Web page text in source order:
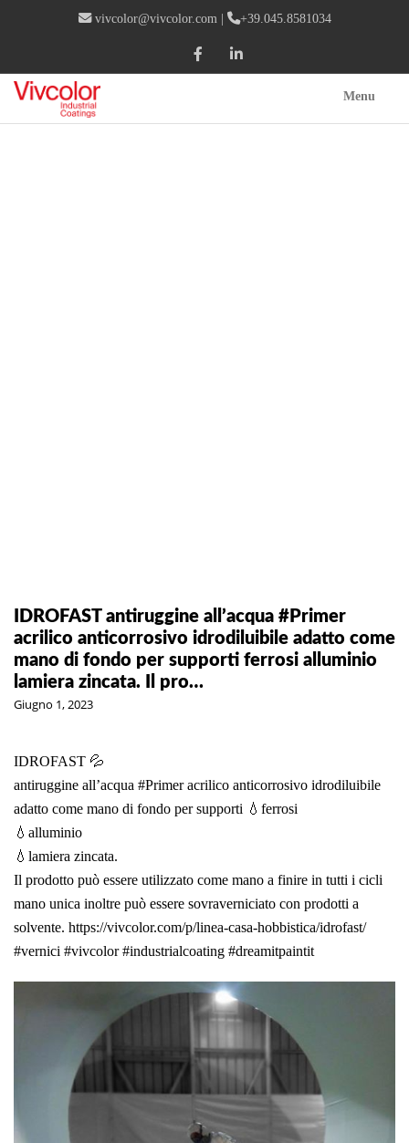
vivcolor@vivcolor.com | +39.045.8581034
Menu
IDROFAST antiruggine all’acqua #Primer
acrilico anticorrosivo idrodiluibile adatto come
mano di fondo per supporti ferrosi alluminio
lamiera zincata. Il pro…
Giugno 1, 2023
IDROFAST 💦
antiruggine all’acqua #Primeracrilico anticorrosivo idrodiluibile
adatto come mano di fondo per supporti 💧ferrosi
💧alluminio
💧lamiera zincata.
Il prodotto può essere utilizzato come mano a finire in tutti i cicli
mano unica inoltre può essere sovraverniciato con prodotti a
solvente. https://vivcolor.com/p/linea-casa-hobbistica/idrofast/
#vernici #vivcolor #industrialcoating #dreamitpaintit